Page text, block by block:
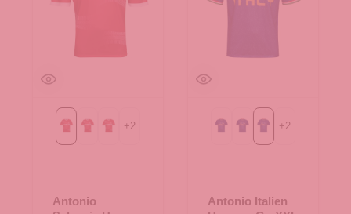
Gr. LGr. MGr. S
+2
Antonio
Gr. LGr. MGr. XXL
+2
Antonio Italien